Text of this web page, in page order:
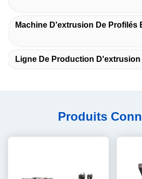
Machine D'extrusion De Profilés
Ligne De Production D'extrusion
Produits